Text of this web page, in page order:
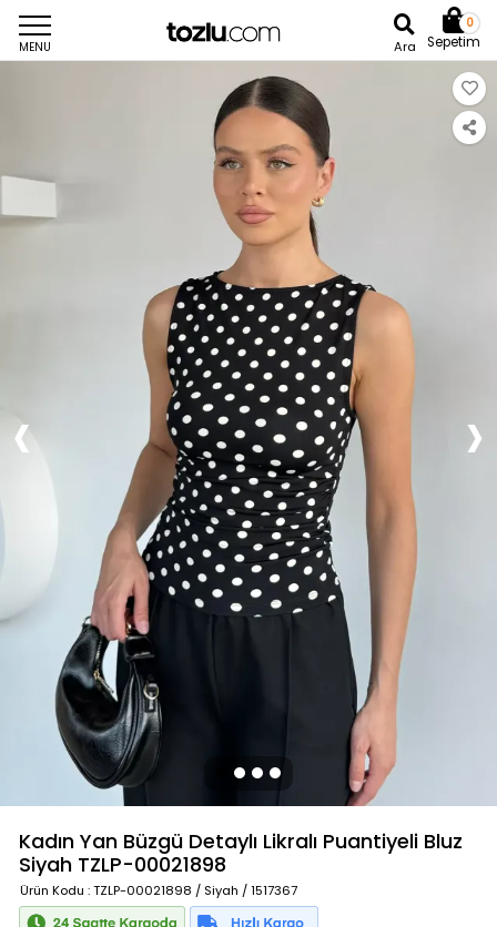
MENU Ara
0
Sepetim
Kadın Yan Büzgü Detaylı Likralı Puantiyeli Bluz
Siyah TZLP-00021898
Ürün Kodu : TZLP-00021898 / Siyah / 1517367